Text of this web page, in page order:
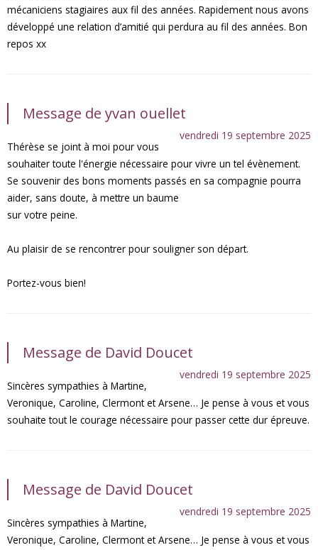
mécaniciens stagiaires aux fil des années. Rapidement nous avons
développé une relation d’amitié qui perdura au fil des années. Bon
repos xx
Message de yvan ouellet
vendredi 19 septembre 2025
Thérèse se joint à moi pour vous
souhaiter toute l'énergie nécessaire pour vivre un tel évènement.
Se souvenir des bons moments passés en sa compagnie pourra
aider, sans doute, à mettre un baume
sur votre peine.
Au plaisir de se rencontrer pour souligner son départ.
Portez-vous bien!
Message de David Doucet
vendredi 19 septembre 2025
Sincères sympathies à Martine,
Veronique, Caroline, Clermont et Arsene… Je pense à vous et vous
souhaite tout le courage nécessaire pour passer cette dur épreuve.
Message de David Doucet
vendredi 19 septembre 2025
Sincères sympathies à Martine,
Veronique, Caroline, Clermont et Arsene… Je pense à vous et vous